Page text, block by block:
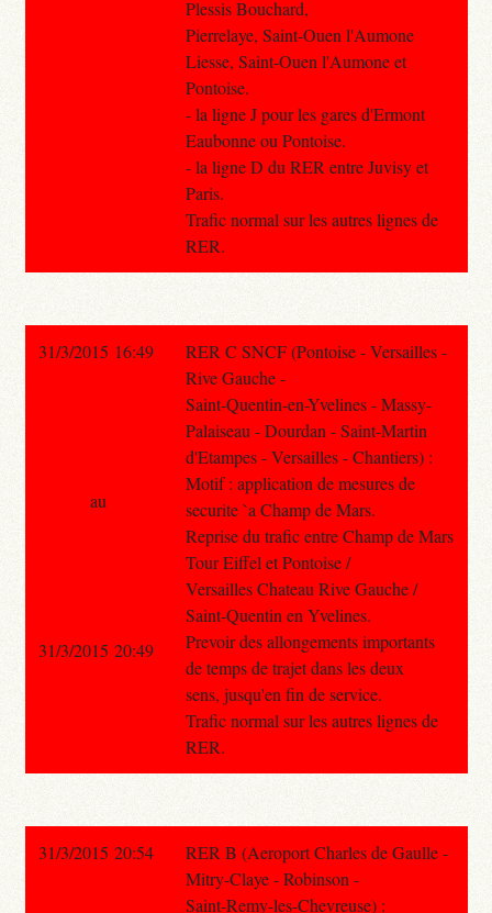
Plessis Bouchard,
Pierrelaye, Saint-Ouen l'Aumone
Liesse, Saint-Ouen l'Aumone et
Pontoise.
- la ligne J pour les gares d'Ermont
Eaubonne ou Pontoise.
- la ligne D du RER entre Juvisy et
Paris.
Trafic normal sur les autres lignes de
RER.
31/3/2015 16:49
RER C SNCF (Pontoise - Versailles -
Rive Gauche -
Saint-Quentin-en-Yvelines - Massy-
Palaiseau - Dourdan - Saint-Martin
d'Etampes - Versailles - Chantiers) :
Motif : application de mesures de
securite `a Champ de Mars.
Reprise du trafic entre Champ de Mars
Tour Eiffel et Pontoise /
Versailles Chateau Rive Gauche /
Saint-Quentin en Yvelines.
Prevoir des allongements importants
de temps de trajet dans les deux
sens, jusqu'en fin de service.
Trafic normal sur les autres lignes de
RER.
au
31/3/2015 20:49
31/3/2015 20:54
RER B (Aeroport Charles de Gaulle -
Mitry-Claye - Robinson -
Saint-Remy-les-Chevreuse) :